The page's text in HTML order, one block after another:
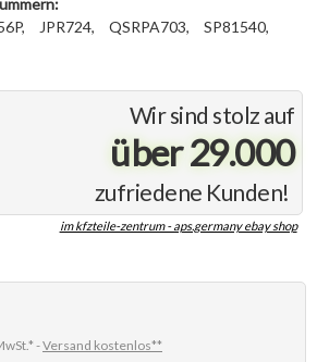
Wir sind stolz auf
über 29.000
zufriedene Kunden!
im kfzteile-zentrum - aps.germany ebay shop
JPR724, QSRPA703, SP81540,
-Versand kostenlos**